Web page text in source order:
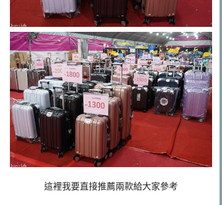
這裡我要直接推薦兩款給大家參考